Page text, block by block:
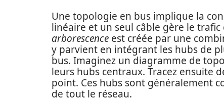
Une topologie en bus implique la
linéaire et un seul câble gère le
arborescence est créée par une
y parvient en intégrant les hubs de
bus. Imaginez un diagramme de
leurs hubs centraux. Tracez ensuite
point. Ces hubs sont généralement
de tout le réseau.